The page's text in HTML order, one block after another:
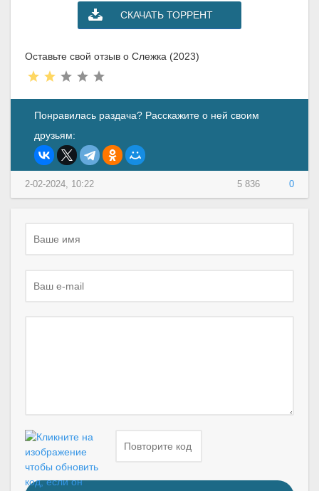
СКАЧАТЬ ТОРРЕНТ
Оставьте свой отзыв о Слежка (2023)
Понравилась раздача? Расскажите о ней своим
друзьям:
5 836 0
2-02-2024, 10:22